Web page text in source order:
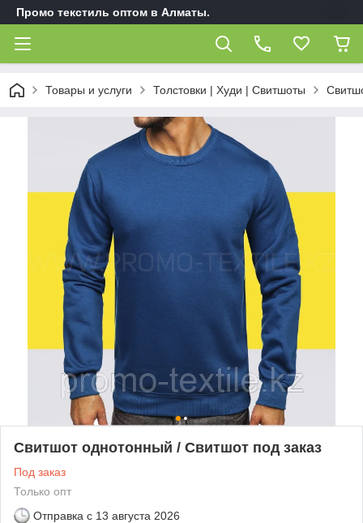
Промо текстиль оптом в Алматы.
Товары и услуги Толстовки | Худи | Свитшоты
Свитшот однотонный / Свитшот под заказ
Под заказ
Только опт
Отправка с 13 августа 2026